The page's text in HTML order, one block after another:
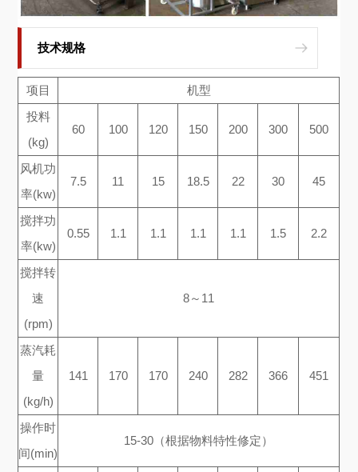
技术规格
项目
机型
投料
(kg)
60 100 120 150 200 300 500
风机功
率(kw)
7.5 11 15 18.5 22 30 45
搅拌功
率(kw)
0.55 1.1 1.1 1.1 1.1 1.5 2.2
搅拌转
速
(rpm)
8～11
蒸汽耗
量
(kg/h)
141 170 170 240 282 366 451
操作时
间(min)
15-30（根据物料特性修定）